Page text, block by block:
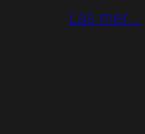
Läs mer…